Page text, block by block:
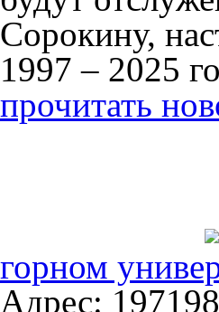
Сорокину,
1997 – 2025
прочитать
горном
Адрес: